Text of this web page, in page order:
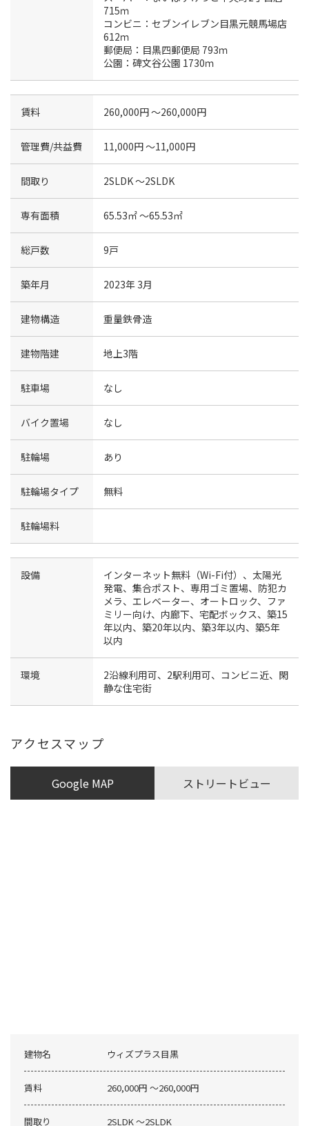
715ｍ
コンビニ：セブンイレブン目黒元競馬場店
612ｍ
郵便局：目黒四郵便局 793ｍ
公園：碑文谷公園 1730ｍ
賃料 260,000円 〜260,000円
管理費/共益費 11,000円 〜11,000円
間取り 2SLDK 〜2SLDK
専有面積 65.53㎡ 〜65.53㎡
総戸数 9戸
築年月 2023年 3月
建物構造 重量鉄骨造
建物階建 地上3階
駐車場 なし
バイク置場 なし
駐輪場 あり
駐輪場タイプ 無料
駐輪場料
設備
インターネット無料（Wi-Fi付）、太陽光
発電、集合ポスト、専用ゴミ置場、防犯カ
メラ、エレベーター、オートロック、ファ
ミリー向け、内廊下、宅配ボックス、築15
年以内、築20年以内、築3年以内、築5年
以内
環境
2沿線利用可、2駅利用可、コンビニ近、閑
静な住宅街
アクセスマップ
Google MAP ストリートビュー
建物名 ウィズプラス目黒
賃料 260,000円 〜260,000円
間取り 2SLDK 〜2SLDK